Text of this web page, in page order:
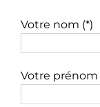
Votre nom (*)
Votre prénom